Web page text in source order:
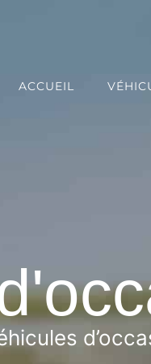
ACCUEIL